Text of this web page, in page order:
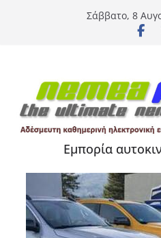
Σάββατο, 8
Εμπορία